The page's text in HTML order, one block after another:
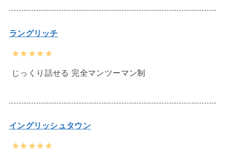
ラングリッチ
★★★★★
じっくり話せる 完全マンツーマン制
イングリッシュタウン
★★★★★